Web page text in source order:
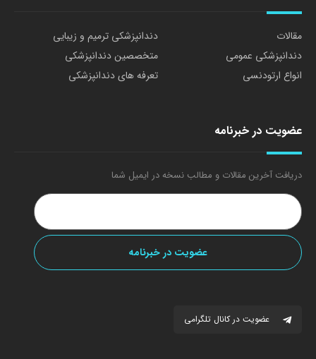
مقالات
دندانپزشکی ترمیم و زیبایی
دندانپزشکی عمومی
متخصصین دندانپزشکی
انواع ارتودنسی
تعرفه های دندانپزشکی
عضویت در خبرنامه
دریافت آخرین مقالات و مطالب نسخه در ایمیل شما
عضویت در کانال تلگرامی